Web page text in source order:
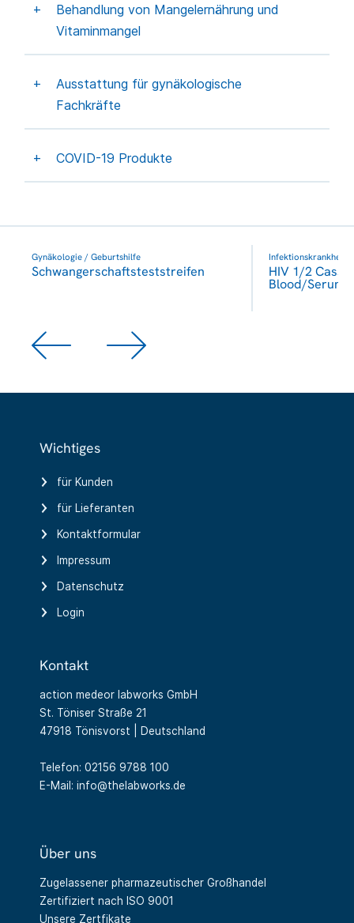
Behandlung von Mangelernährung und
Vitaminmangel
Ausstattung für gynäkologische
Fachkräfte
COVID-19 Produkte
Gynäkologie / Geburtshilfe
Schwangerschaftsteststreifen HIV 1/2
Blood/Serum/
Wichtiges
für Kunden
für Lieferanten
Kontaktformular
Impressum
Datenschutz
Login
Kontakt
action medeor labworks GmbH
St. Töniser Straße 21
47918 Tönisvorst | Deutschland
Telefon: 02156 9788 100
E-Mail: info@thelabworks.de
Über uns
Zugelassener pharmazeutischer Großhandel
Zertifiziert nach ISO 9001
Unsere Zertfikate